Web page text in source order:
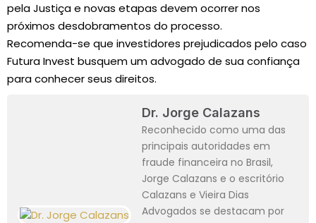
pela Justiça e novas etapas devem ocorrer nos
próximos desdobramentos do processo.
Recomenda-se que investidores prejudicados pelo caso
Futura Invest busquem um advogado de sua confiança
para conhecer seus direitos.
Dr. Jorge Calazans
Reconhecido como uma das
principais autoridades em
fraude financeira no Brasil,
Jorge Calazans e o escritório
Calazans e Vieira Dias
Advogados se destacam por